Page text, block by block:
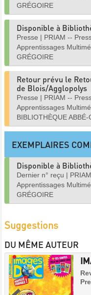
GRÉGOIRE
Disponible à
Presse | PRIAM --
Apprentissages
GRÉGOIRE
Retour prévu le
de Blois/Agglopolys
Presse | PRIAM --
Apprentissages
BIBLIOTHÈQUE ABBÉ-
EXEMPLAIRES
Disponible à
Dernier n° reçu |
Apprentissages
GRÉGOIRE
Suggestions
DU MÊME AUTEUR